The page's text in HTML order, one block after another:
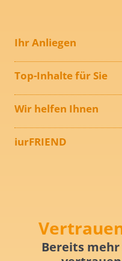
Ihr Anliegen
Top-Inhalte für Sie
Wir helfen Ihnen
iurFRIEND
Bereits mehr